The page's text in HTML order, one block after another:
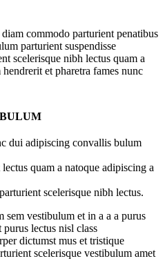
commodo parturient penatibus
parturient suspendisse
scelerisque nibh lectus quam a
et pharetra fames nunc
dui adipiscing convallis bulum
quam a natoque adipiscing a
scelerisque nibh lectus.
sem vestibulum et in a a a purus
lectus nisl class
dictumst mus et tristique
scelerisque vestibulum amet